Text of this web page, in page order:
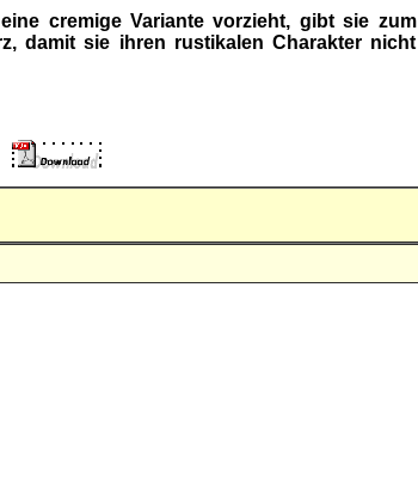
cremige Variante vorzieht, gibt sie zum
damit sie ihren rustikalen Charakter nicht